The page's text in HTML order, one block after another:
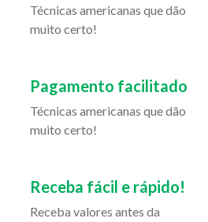
Técnicas americanas que dão
muito certo!
Pagamento facilitado
Técnicas americanas que dão
muito certo!
Receba fácil e rápido!
Receba valores antes da